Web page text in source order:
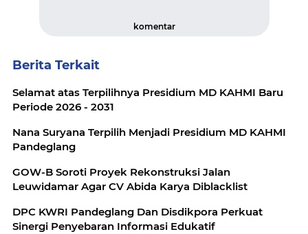
komentar
Berita Terkait
Selamat atas Terpilihnya Presidium MD KAHMI Baru
Periode 2026 - 2031
Nana Suryana Terpilih Menjadi Presidium MD KAHMI
Pandeglang
GOW-B Soroti Proyek Rekonstruksi Jalan
Leuwidamar Agar CV Abida Karya Diblacklist
DPC KWRI Pandeglang Dan Disdikpora Perkuat
Sinergi Penyebaran Informasi Edukatif